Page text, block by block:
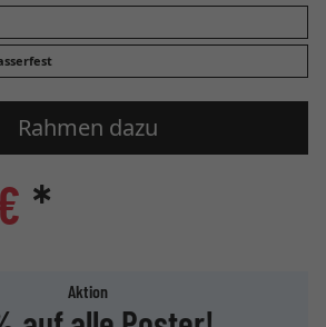
Rahmen dazu
*
Aktion